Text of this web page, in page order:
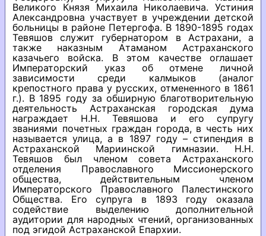
Великого Князя Михаила Николаевича. Устиния
Александровна участвует в учреждении детской
больницы в районе Петергофа. В 1890-1895 годах
Тевяшов служит губернатором в Астрахани, а
также наказным Атаманом Астраханского
казачьего войска. В этом качестве оглашает
Императорский указ об отмене личной
зависимости среди калмыков (аналог
крепостного права у русских, отмененного в 1861
г.). В 1895 году за обширную благотворительную
деятельность Астраханская городская дума
награждает Н.Н. Тевяшова и его супругу
званиями почетных граждан города, в честь них
называется улица, а в 1897 году – стипендия в
Астраханской Мариинской гимназии. Н.Н.
Тевяшов был членом совета Астраханского
отделения Православного Миссионерского
общества, действительным членом
Императорского Православного Палестинского
Общества. Его супруга в 1893 году оказала
содействие выделению дополнительной
аудитории для народных чтений, организованных
под эгидой Астраханской Епархии.